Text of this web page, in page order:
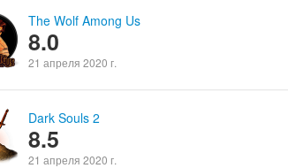
The Wolf Among Us
8.0
21 апреля 2020 г.
Dark Souls 2
8.5
21 апреля 2020 г.